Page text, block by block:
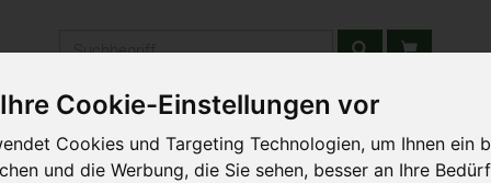
Cookie-Einstellungen vor
Cookies und Targeting Technologien, um Ihnen ein
und die Werbung, die Sie sehen, besser an Ihre
& Schulen Liefergebiet Wochenmarkt Unsere